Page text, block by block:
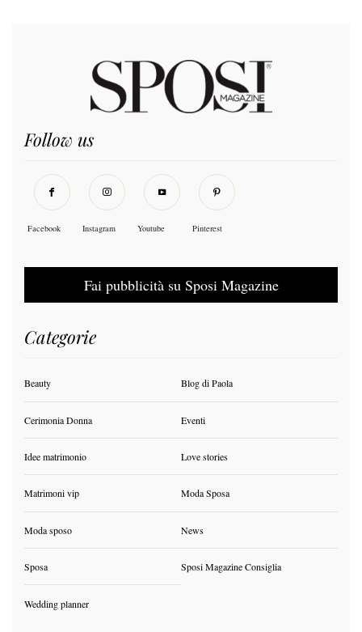
Follow us
Facebook Instagram Youtube Pinterest
Fai pubblicità su Sposi Magazine
Categorie
Beauty Blog di Paola
Cerimonia Donna Eventi
Idee matrimonio Love stories
Matrimoni vip Moda Sposa
Moda sposo News
Sposa Sposi Magazine Consiglia
Wedding planner